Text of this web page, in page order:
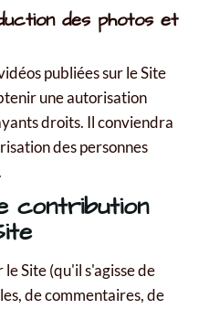
des photos et
publiées sur le Site
une autorisation
droits. Il conviendra
des personnes
contribution
Site (qu'il s'agisse de
de commentaires, de